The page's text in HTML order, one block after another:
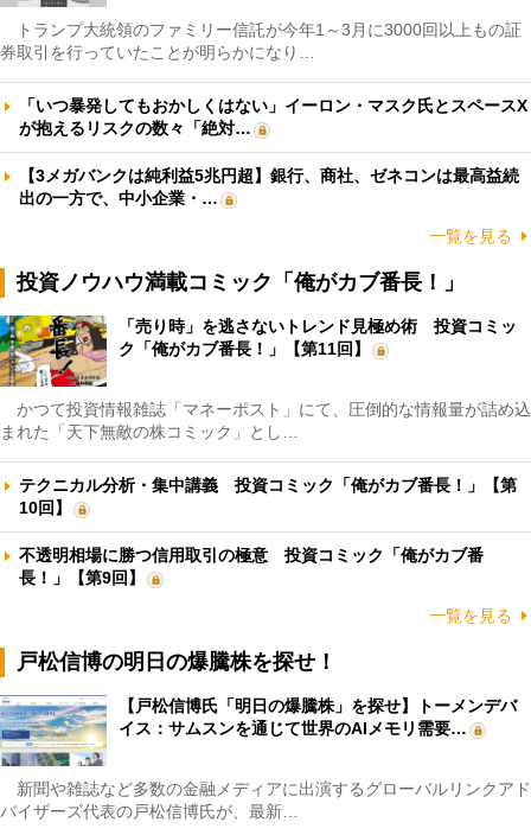
トランプ大統領のファミリー信託が今年1～3月に3000回以上もの証
券取引を行っていたことが明らかになり…
「いつ暴発してもおかしくはない」イーロン・マスク氏とスペースX
が抱えるリスクの数々「絶対…
【3メガバンクは純利益5兆円超】銀行、商社、ゼネコンは最高益続
出の一方で、中小企業・…
一覧を見る
投資ノウハウ満載コミック「俺がカブ番長！」
「売り時」を逃さないトレンド見極め術 投資コミッ
ク「俺がカブ番長！」【第11回】
かつて投資情報雑誌「マネーポスト」にて、圧倒的な情報量が詰め込
まれた「天下無敵の株コミック」とし…
テクニカル分析・集中講義 投資コミック「俺がカブ番長！」【第
10回】
不透明相場に勝つ信用取引の極意 投資コミック「俺がカブ番
長！」【第9回】
一覧を見る
戸松信博の明日の爆騰株を探せ！
【戸松信博氏「明日の爆騰株」を探せ】トーメンデバ
イス：サムスンを通じて世界のAIメモリ需要…
新聞や雑誌など多数の金融メディアに出演するグローバルリンクアド
バイザーズ代表の戸松信博氏が、最新…